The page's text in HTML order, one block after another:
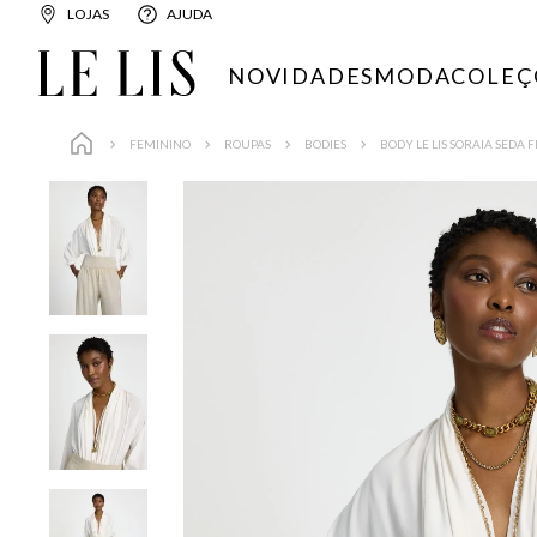
LOJAS AJUDA
NOVIDADESMODA
FEMININO ROUPAS BODIES BODY LE LIS SORAIA SEDA